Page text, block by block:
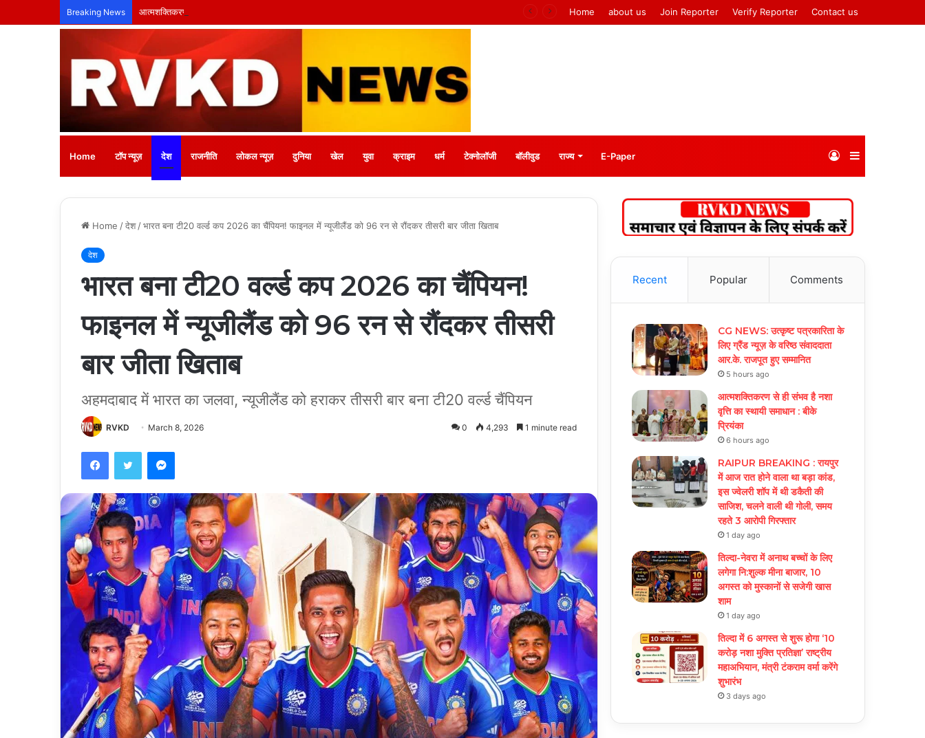
Breaking News आत्मशक्तिकरण से ही संभव है नशा वृत्ति का स्थायी समाधान : बीके प्रियंका Home about us Join Reporter Verify Reporter Contact us
Home टॉप न्यूज़ देश राजनीति लोकल न्यूज़ दुनिया खेल युवा क्राइम धर्म टेक्नोलॉजी बॉलीवुड राज्य E-Paper Sidebar
Log
In
Home /देश /भारत बना टी20 वर्ल्ड कप 2026 का चैंपियन! फाइनल में न्यूजीलैंड को 96 रन से रौंदकर तीसरी बार जीता खिताब
देश
भारत बना टी20 वर्ल्ड कप 2026 का चैंपियन!
फाइनल में न्यूजीलैंड को 96 रन से रौंदकर तीसरी
बार जीता खिताब
अहमदाबाद में भारत का जलवा, न्यूजीलैंड को हराकर तीसरी बार बना टी20 वर्ल्ड चैंपियन
RVKD March 8, 2026 0 4,293 1 minute read
FacebookTwitter Messenger
Recent Popular Comments
CG NEWS: उत्कृष्ट पत्रकारिता के
लिए ग्रैंड न्यूज़ के वरिष्ठ संवाददाता
आर.के. राजपूत हुए सम्मानित
5 hours ago
आत्मशक्तिकरण से ही संभव है नशा
वृत्ति का स्थायी समाधान : बीके
प्रियंका
6 hours ago
RAIPUR BREAKING : रायपुर
में आज रात होने वाला था बड़ा कांड,
इस ज्वेलरी शॉप में थी डकैती की
साजिश, चलने वाली थी गोली, समय
रहते 3 आरोपी गिरफ्तार
1 day ago
तिल्दा-नेवरा में अनाथ बच्चों के लिए
लगेगा नि:शुल्क मीना बाजार, 10
अगस्त को मुस्कानों से सजेगी खास
शाम
1 day ago
तिल्दा में 6 अगस्त से शुरू होगा ‘10
करोड़ नशा मुक्ति प्रतिज्ञा’ राष्ट्रीय
महाअभियान, मंत्री टंकराम वर्मा करेंगे
शुभारंभ
3 days ago